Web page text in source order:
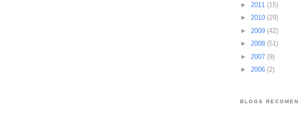
► 2011 (15)
► 2010 (29)
► 2009 (42)
► 2008 (51)
► 2007 (9)
► 2006 (2)
BLOGS